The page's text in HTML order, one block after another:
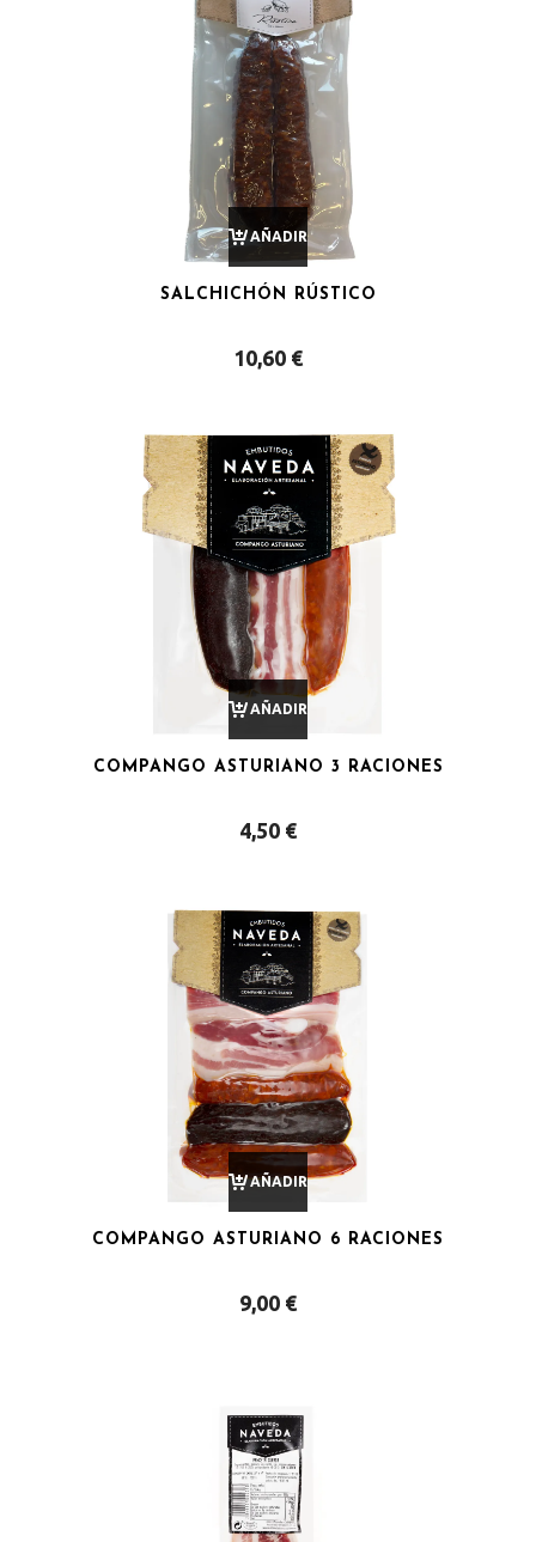
AÑADIR
AL
CARRITO
SALCHICHÓN RÚSTICO
10,60 €
AÑADIR
AL
CARRITO
COMPANGO ASTURIANO 3 RACIONES
4,50 €
AÑADIR
AL
CARRITO
COMPANGO ASTURIANO 6 RACIONES
9,00 €